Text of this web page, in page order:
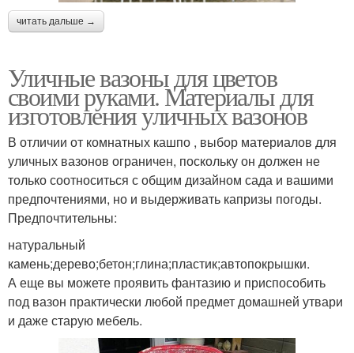
читать дальше →
Уличные вазоны для цветов
своими руками. Материалы для
изготовления уличных вазонов
В отличии от комнатных кашпо , выбор материалов для
уличных вазонов ограничен, поскольку он должен не
только соотноситься с общим дизайном сада и вашими
предпочтениями, но и выдерживать капризы погоды.
Предпочтительны:
натуральный
камень;дерево;бетон;глина;пластик;автопокрышки.
А еще вы можете проявить фантазию и приспособить
под вазон практически любой предмет домашней утвари
и даже старую мебель.